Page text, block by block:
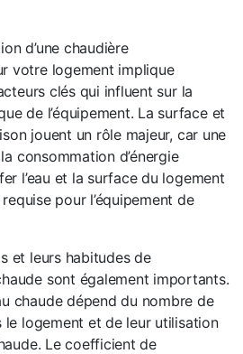
d’une chaudière
votre logement implique
clés qui influent sur la
de l’équipement. La surface et
jouent un rôle majeur, car une
consommation d’énergie
l’eau et la surface du logement
pour l’équipement de
et leurs habitudes de
sont également importants.
chaude dépend du nombre de
le logement et de leur utilisation
Le coefficient de